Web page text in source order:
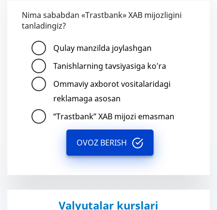
Nima sababdan «Trastbank» XAB mijozligini
tanladingiz?
Qulay manzilda joylashgan
Tanishlarning tavsiyasiga ko'ra
Ommaviy axborot vositalaridagi
reklamaga asosan
“Trastbank” XAB mijozi emasman
OVOZ BERISH
Valyutalar kurslari